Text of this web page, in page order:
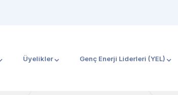
Üyelikler Genç Enerji Liderleri (YEL)